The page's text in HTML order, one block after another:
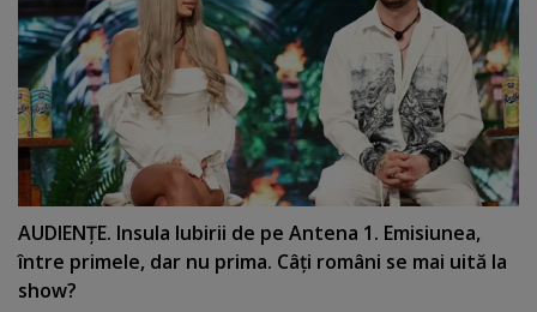
AUDIENŢE. Insula Iubirii de pe Antena 1. Emisiunea,
între primele, dar nu prima. Câţi români se mai uită la
show?